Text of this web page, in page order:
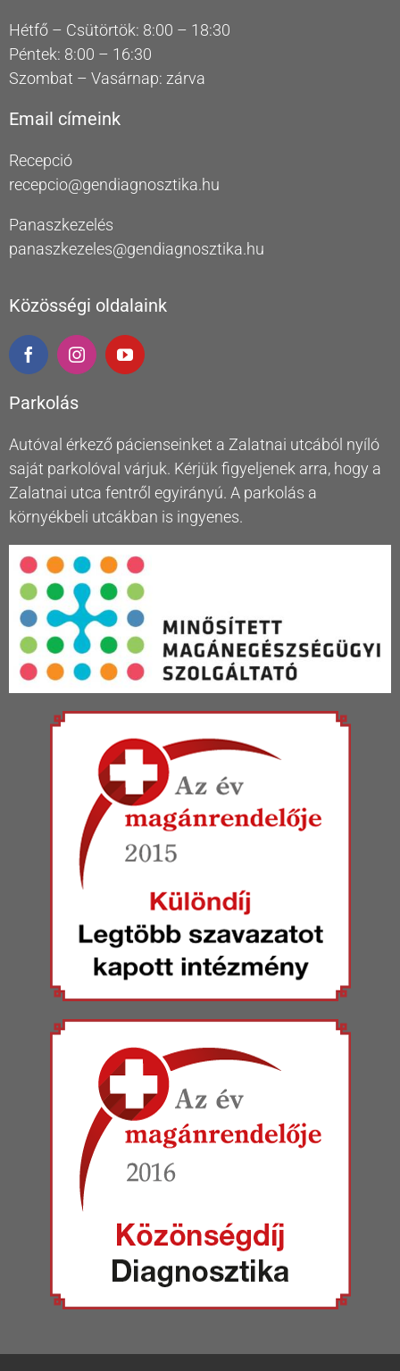
Hétfő – Csütörtök: 8:00 – 18:30
Péntek: 8:00 – 16:30
Szombat – Vasárnap: zárva
Email címeink
Recepció
recepcio@gendiagnosztika.hu
Panaszkezelés
panaszkezeles@gendiagnosztika.hu
Közösségi oldalaink
Parkolás
Autóval érkező pácienseinket a Zalatnai utcából nyíló
saját parkolóval várjuk. Kérjük figyeljenek arra, hogy a
Zalatnai utca fentről egyirányú. A parkolás a
környékbeli utcákban is ingyenes.